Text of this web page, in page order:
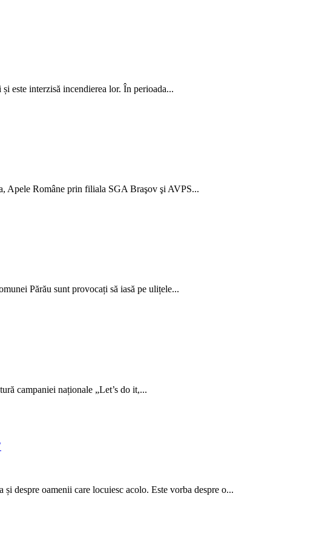
este interzisă incendierea lor. În perioada...
Apele Române prin filiala SGA Braşov şi AVPS...
Părău sunt provocați să iasă pe ulițele...
campaniei naționale „Let’s do it,...
despre oamenii care locuiesc acolo. Este vorba despre o...